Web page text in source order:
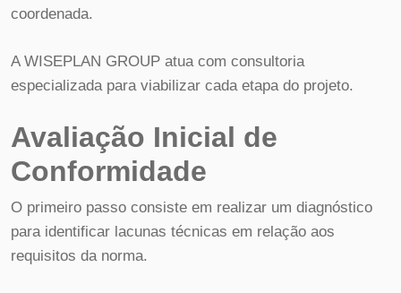
coordenada.
A WISEPLAN GROUP atua com consultoria
especializada para viabilizar cada etapa do projeto.
Avaliação Inicial de
Conformidade
O primeiro passo consiste em realizar um diagnóstico
para identificar lacunas técnicas em relação aos
requisitos da norma.